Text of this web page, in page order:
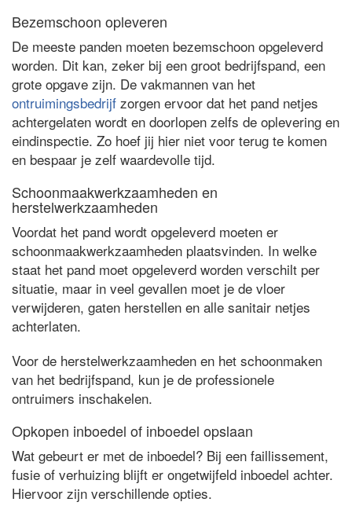
Bezemschoon opleveren
De meeste panden moeten bezemschoon opgeleverd
worden. Dit kan, zeker bij een groot bedrijfspand, een
grote opgave zijn. De vakmannen van het
ontruimingsbedrijf zorgen ervoor dat het pand netjes
achtergelaten wordt en doorlopen zelfs de oplevering en
eindinspectie. Zo hoef jij hier niet voor terug te komen
en bespaar je zelf waardevolle tijd.
Schoonmaakwerkzaamheden en
herstelwerkzaamheden
Voordat het pand wordt opgeleverd moeten er
schoonmaakwerkzaamheden plaatsvinden. In welke
staat het pand moet opgeleverd worden verschilt per
situatie, maar in veel gevallen moet je de vloer
verwijderen, gaten herstellen en alle sanitair netjes
achterlaten.
Voor de herstelwerkzaamheden en het schoonmaken
van het bedrijfspand, kun je de professionele
ontruimers inschakelen.
Opkopen inboedel of inboedel opslaan
Wat gebeurt er met de inboedel? Bij een faillissement,
fusie of verhuizing blijft er ongetwijfeld inboedel achter.
Hiervoor zijn verschillende opties.